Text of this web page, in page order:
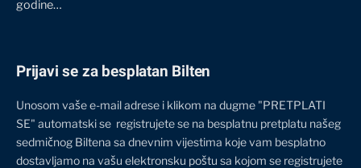
godine…
Prijavi se za besplatan Bilten
Unosom vaše e-mail adrese i klikom na dugme "PRETPLATI
SE" automatski se registrujete se na besplatnu pretplatu našeg
sedmičnog Biltena sa dnevnim vijestima koje vam besplatno
dostavljamo na vašu elektronsku poštu sa kojom se registrujete